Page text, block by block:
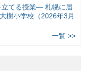
立てる授業— 札幌に届
樹小学校（2026年3月
一覧 >>